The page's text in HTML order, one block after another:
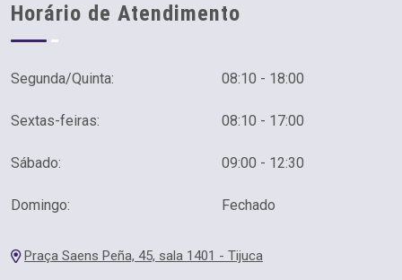
Horário de Atendimento
Segunda/Quinta: 08:10 - 18:00
Sextas-feiras: 08:10 - 17:00
Sábado: 09:00 - 12:30
Domingo: Fechado
Praça Saens Peña, 45, sala 1401 - Tijuca